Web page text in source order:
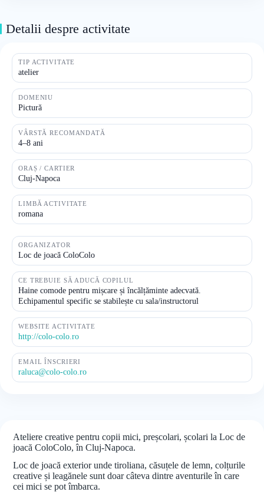
Detalii despre activitate
TIP ACTIVITATE
atelier
DOMENIU
Pictură
VÂRSTĂ RECOMANDATĂ
4–8 ani
ORAȘ / CARTIER
Cluj-Napoca
LIMBĂ ACTIVITATE
romana
ORGANIZATOR
Loc de joacă ColoColo
CE TREBUIE SĂ ADUCĂ COPILUL
Haine comode pentru mișcare și încălțăminte adecvată.
Echipamentul specific se stabilește cu sala/instructorul
WEBSITE ACTIVITATE
http://colo-colo.ro
EMAIL ÎNSCRIERI
raluca@colo-colo.ro
Ateliere creative pentru copii mici, preșcolari, școlari la Loc de
joacă ColoColo, în Cluj-Napoca.
Loc de joacă exterior unde tiroliana, căsuțele de lemn, colțurile
creative și leagănele sunt doar câteva dintre aventurile în care
cei mici se pot îmbarca.